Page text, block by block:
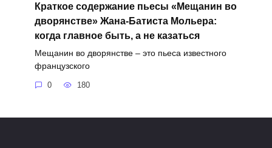
Краткое содержание пьесы «Мещанин во
дворянстве» Жана-Батиста Мольера:
когда главное быть, а не казаться
Мещанин во дворянстве – это пьеса известного
французского
0 180